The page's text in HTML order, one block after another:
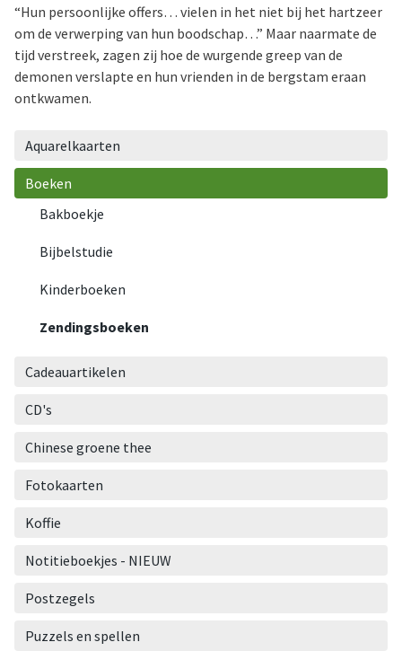
Aquarelkaarten
Boeken
Bakboekje
Bijbelstudie
Kinderboeken
Zendingsboeken
Cadeauartikelen
CD's
Chinese groene thee
Fotokaarten
Koffie
Notitieboekjes - NIEUW
Postzegels
Puzzels en spellen
“Hun persoonlijke offers… vielen in het niet bij het hartzeer
om de verwerping van hun boodschap…” Maar naarmate de
tijd verstreek, zagen zij hoe de wurgende greep van de
demonen verslapte en hun vrienden in de bergstam eraan
ontkwamen.